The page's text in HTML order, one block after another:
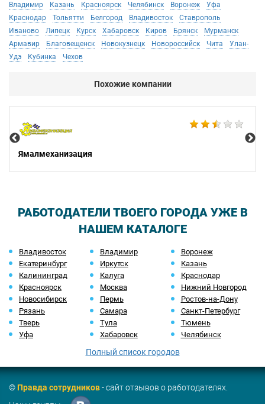
Владимир
Казань Красноярск Челябинск Воронеж
Уфа
Краснодар
Тольятти Белгород Владивосток
Ставрополь
Иваново
Липецк Курск Хабаровск Киров Брянск
Мурманск
Армавир
Благовещенск Новокузнецк Новороссийск Чита
Улан-
Удэ
Кубинка Чехов
Похожие компании
Ямалмеханизация
РАБОТОДАТЕЛИ ТВОЕГО ГОРОДА УЖЕ В
НАШЕМ КАТАЛОГЕ
Владивосток Владимир
Воронеж
Екатеринбург
Иркутск
Казань
Калининград
Калуга
Краснодар
Красноярск
Москва
Нижний Новгород
Новосибирск
Пермь
Ростов-на-Дону
Рязань
Самара
Санкт-Петербург
Тверь
Тула
Тюмень
Уфа
Хабаровск Челябинск
Полный список городов
©Правда сотрудников- сайт отзывов о работодателях.